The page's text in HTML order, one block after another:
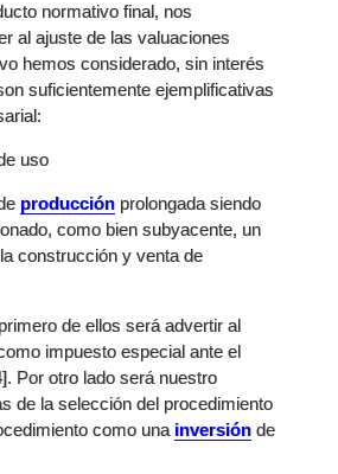
normativo final, nos
al ajuste de las valuaciones
hemos considerado, sin interés
suficientemente ejemplificativas
uso
producción prolongada siendo
como bien subyacente, un
construcción y venta de
de ellos será advertir al
impuesto especial ante el
Por otro lado será nuestro
de la selección del procedimiento
como una inversión de